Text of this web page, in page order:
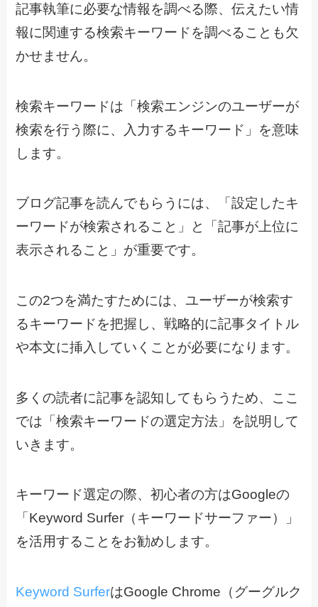
記事執筆に必要な情報を調べる際、伝えたい情
報に関連する検索キーワードを調べることも欠
かせません。
検索キーワードは「検索エンジンのユーザーが
検索を行う際に、入力するキーワード」を意味
します。
ブログ記事を読んでもらうには、「設定したキ
ーワードが検索されること」と「記事が上位に
表示されること」が重要です。
この2つを満たすためには、ユーザーが検索す
るキーワードを把握し、戦略的に記事タイトル
や本文に挿入していくことが必要になります。
多くの読者に記事を認知してもらうため、ここ
では「検索キーワードの選定方法」を説明して
いきます。
キーワード選定の際、初心者の方はGoogleの
「Keyword Surfer（キーワードサーファー）」
を活用することをお勧めします。
Keyword SurferはGoogle Chrome（グーグルク